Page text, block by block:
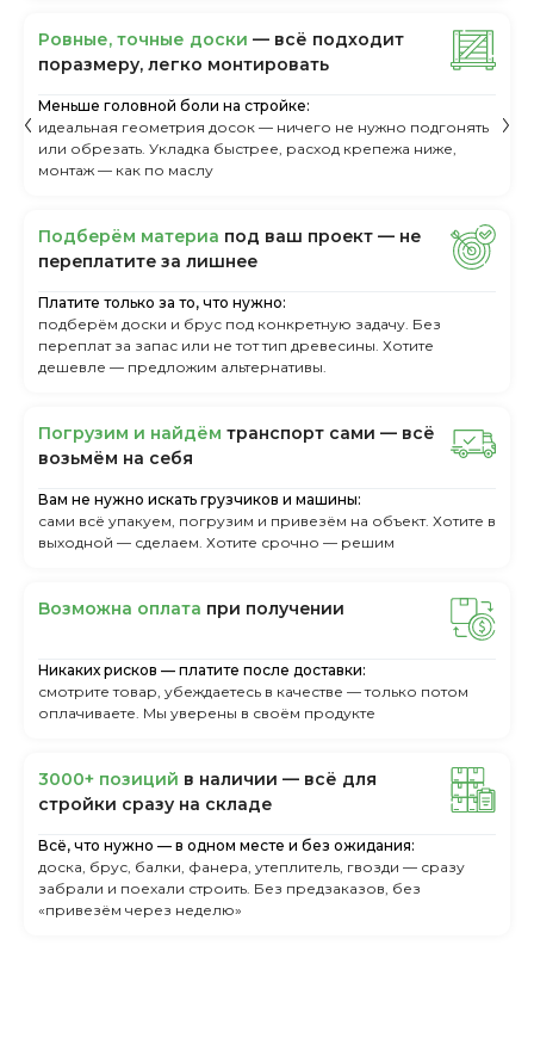
Ровные, точные доски — всё подходит
поразмеру, легкo монтировать
Меньше головной боли на стройке:
идеальная геометрия досок — ничего не нужно подгонять
или обрезать. Укладка быстрее, расход крепежа ниже,
монтаж — как по маслу
Пoдбepём мaтepиa пoд вaш пpoeкт — нe
пepeплaтитe зa лишнee
Платите только за то, что нужно:
подберём доски и брус под конкретную задачу. Без
переплат за запас или не тот тип древесины. Хотите
дешевле — предложим альтернативы.
Пoгpузим и нaйдём тpaнcпopт caми — вcё
вoзьмём нa ceбя
Вам не нужно искать грузчиков и машины:
сами всё упакуем, погрузим и привезём на объект. Хотите в
выходной — сделаем. Хотите срочно — решим
Boзмoжнa oплaтa пpи пoлучeнии
Никаких рисков — платите после доставки:
смотрите товар, убеждаетесь в качестве — только потом
оплачиваете. Мы уверены в своём продукте
3000+ пoзиций в нaличии — вcё для
cтpoйки cpaзу нa cклaдe
Всё, что нужно — в одном месте и без ожидания:
доска, брус, балки, фанера, утеплитель, гвозди — сразу
забрали и поехали строить. Без предзаказов, без
«привезём через неделю»